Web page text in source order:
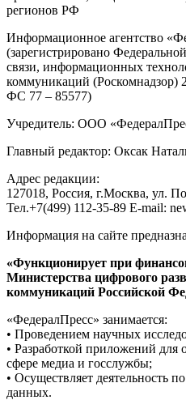
регионов РФ
Информационное агентство
(зарегистрировано
связи, информационных
коммуникаций
ФС 77 – 85577)
Учредитель: ООО
Главный редактор: Оксак
Адрес редакции:
127018, Россия, г.Москва, ул.
Тел.+7(499) 112-35-89 E-mail:
Информация на сайте
«Функционирует при
Министерства цифрового
коммуникаций Российской
«ФедералПресс» занимается:
• Проведением научных
• Разработкой приложений для
сфере медиа и госслужбы;
• Осуществляет деятельность
данных.